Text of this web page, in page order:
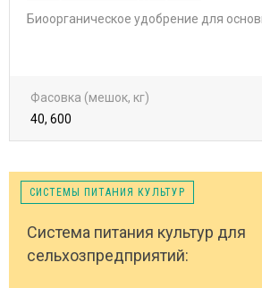
Биоорганическое удобрение для
Фасовка (мешок, кг)
40, 600
СИСТЕМЫ ПИТАНИЯ КУЛЬТУР
Система питания культур для
сельхозпредприятий: